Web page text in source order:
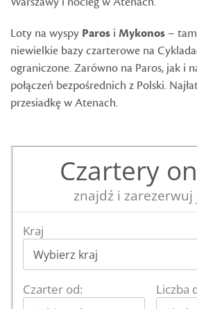
Loty na wyspy Paros i Mykonos –
niewielkie bazy czarterowe na
ograniczone. Zarówno na Paros, jak i
połączeń bezpośrednich z Polski.
przesiadkę w Atenach.